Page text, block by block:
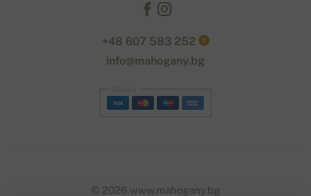
+48 607 583 252 ?
info@mahogany.bg
© 2026 www.mahogany.bg